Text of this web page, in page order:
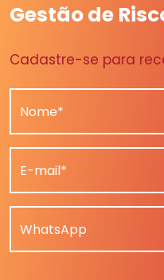
Gestão de
Cadastre-se para
Nome*
E-mail*
WhatsApp